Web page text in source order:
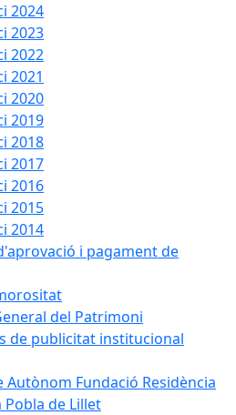
2024
2023
2022
2021
2020
2019
2018
2017
2016
2015
2014
i pagament de
del Patrimoni
de publicitat institucional
Autònom Fundació Residència
Pobla de Lillet